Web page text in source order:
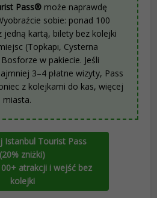
Pass® może naprawdę
sobie: ponad 100
jedną kartą, bilety bez kolejki
(Topkapı, Cysterna
w pakiecie. Jeśli
3–4 płatne wizyty, Pass
z kolejkami do kas, więcej
miasta.
Istanbul Tourist Pass
(20% zniżki)
atrakcji i wejść bez
kolejki